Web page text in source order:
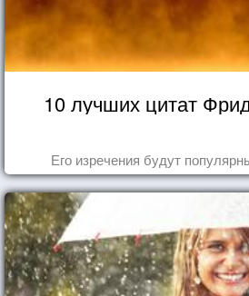
10 лучших цитат
Его изречения будут